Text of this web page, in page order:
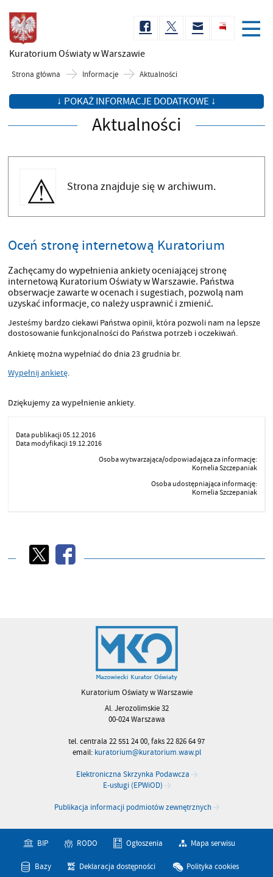
Kuratorium Oświatyw Warszawie
Strona główna Informacje Aktualności
↓ POKAŻ INFORMACJE DODATKOWE ↓
Aktualności
Strona znajduje się w archiwum.
Oceń stronę internetową Kuratorium
Zachęcamy do wypełnienia ankiety oceniającej stronę
internetową Kuratorium Oświaty w Warszawie. Państwa
obserwacje zawarte w ocenach i sugestiach, pozwolą nam
uzyskać informacje, co należy usprawnić i zmienić.
Jesteśmy bardzo ciekawi Państwa opinii, która pozwoli nam na lepsze
dostosowanie funkcjonalności do Państwa potrzeb i oczekiwań.
Ankietę można wypełniać do dnia 23 grudnia br.
Wypełnij ankietę.
Dziękujemy za wypełnienie ankiety.
Data publikacji 05.12.2016
Data modyfikacji 19.12.2016
Osoba wytwarzająca/odpowiadająca za informację:
Kornelia Szczepaniak
Osoba udostępniająca informację:
Kornelia Szczepaniak
Kuratorium Oświaty w Warszawie
Al. Jerozolimskie 32
00-024 Warszawa
tel. centrala 22 551 24 00, faks 22 826 64 97
email: kuratorium@kuratorium.waw.pl
Elektroniczna Skrzynka Podawcza
E-usługi (EPWiOD)
Publikacja informacji podmiotów zewnętrznych
BIP RODO Ogłoszenia Mapa serwisu
Bazy Deklaracja dostępności Polityka cookies